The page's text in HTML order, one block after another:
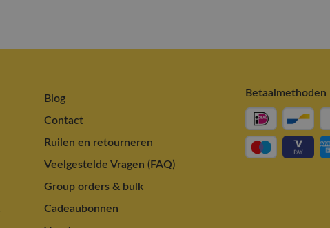
Blog
Contact
Ruilen en retourneren
Veelgestelde Vragen (FAQ)
Group orders & bulk
Cadeaubonnen
Betaalmethoden